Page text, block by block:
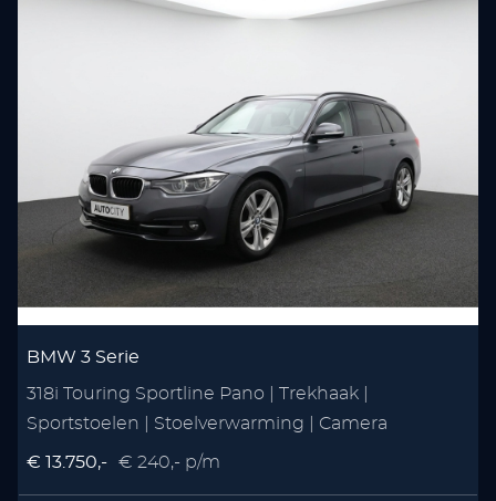
BMW 3 Serie
318i Touring Sportline Pano | Trekhaak |
Sportstoelen | Stoelverwarming | Camera
€ 13.750,- € 240,- p/m